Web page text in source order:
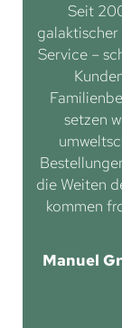
Seit
Service –
setzen
die Weiten
kommen
Manuel